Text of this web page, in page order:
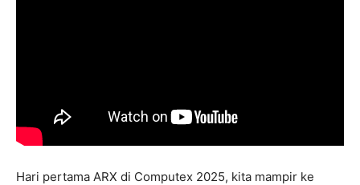
Hari pertama ARX di Computex 2025, kita mampir ke